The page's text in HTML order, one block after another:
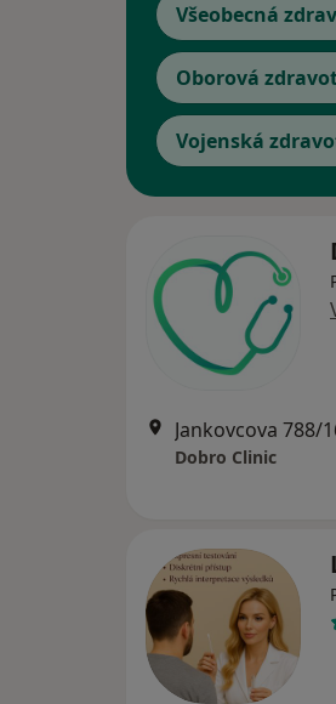
Všeobecná
Oborová
Vojenská
Jankovcova 788/
Dobro Clinic